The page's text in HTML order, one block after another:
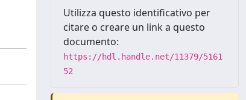
Utilizza questo identificativo per
citare o creare un link a questo
documento:
https://hdl.handle.net/11379/5161
52